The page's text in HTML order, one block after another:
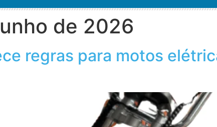
de 2026
regras para motos